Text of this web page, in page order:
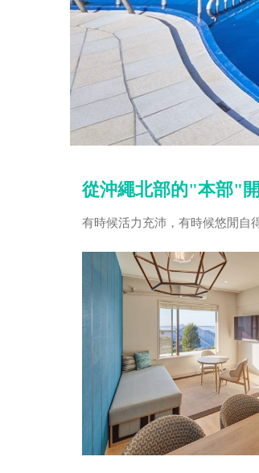
從沖繩北部的"本部"
有時候活力充沛，有時候悠閒自